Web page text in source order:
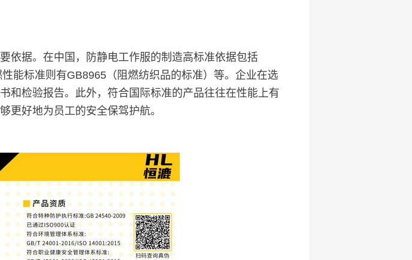
依据。在中国，防静电工作服的制造高标准依据包括
能标准则有GB8965（阻燃纺织品的标准）等。企业在选
和检验报告。此外，符合国际标准的产品往往在性能上有
更好地为员工的安全保驾护航。